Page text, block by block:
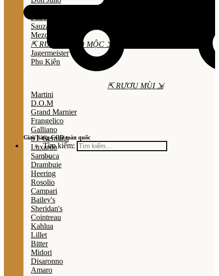
Giao hàng COD toàn quốc
Tìm kiếm:
Sauza
Mezcal
⇱ RƯỢU THẢO MỘC ⇲
Jagermeister
Phụ Kiện
⇱ RƯỢU MÙI ⇲
Martini
D.O.M
Grand Marnier
Frangelico
Galliano
ST Germain
Luxardo
Sambuca
Drambuie
Heering
Rosolio
Campari
Bailey's
Sheridan's
Cointreau
Kahlua
Lillet
Bitter
Midori
Disaronno
Amaro